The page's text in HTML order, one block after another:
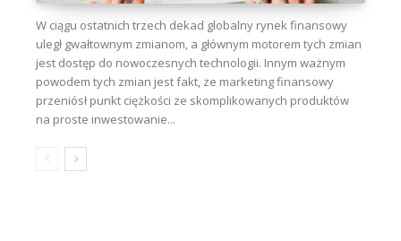
W ciągu ostatnich trzech dekad globalny rynek finansowy
uległ gwałtownym zmianom, a głównym motorem tych zmian
jest dostęp do nowoczesnych technologii. Innym ważnym
powodem tych zmian jest fakt, że marketing finansowy
przeniósł punkt ciężkości ze skomplikowanych produktów
na proste inwestowanie...